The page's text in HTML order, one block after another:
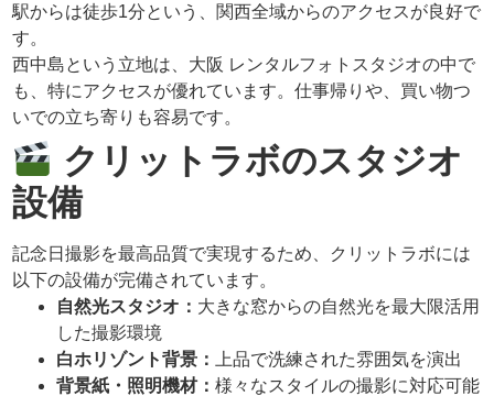
駅からは徒歩1分という、関西全域からのアクセスが良好で
す。
西中島という立地は、大阪 レンタルフォトスタジオの中で
も、特にアクセスが優れています。仕事帰りや、買い物つ
いでの立ち寄りも容易です。
クリットラボのスタジオ
設備
記念日撮影を最高品質で実現するため、クリットラボには
以下の設備が完備されています。
自然光スタジオ： 大きな窓からの自然光を最大限活用
した撮影環境
白ホリゾント背景：
上品で洗練された雰囲気を演出
背景紙・照明機材：様々なスタイルの撮影に対応可能